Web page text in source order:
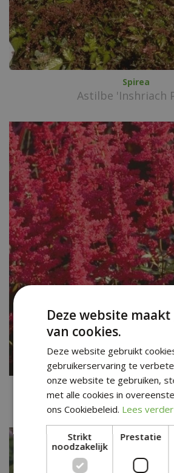
Spirea
Astilbe 'Inshriach
Spirea
Astilbe 'Glut'
Deze website
van cookies.
Deze website gebruikt
gebruikerservaring te
onze website te gebruiken,
met alle cookies in
ons Cookiebeleid. Lees verder
Strikt
noodzakelijk
Prestatie